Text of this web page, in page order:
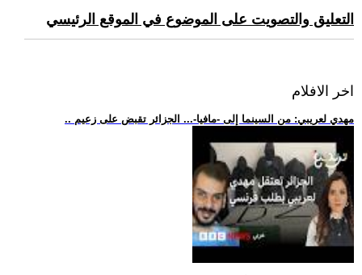
التعليق والتصويت على الموضوع في الموقع الرئيسي
اخر الافلام
.. مهدي لعريبي: من السينما إلى -مافيا-... الجزائر تقبض على زعيم